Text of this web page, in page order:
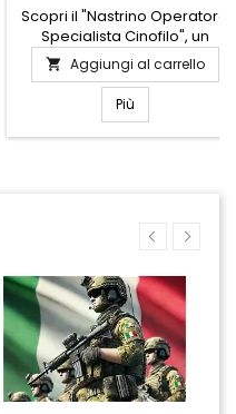
Scopri il "Nastrino Operatore
Specialista Cinofilo", un
simbolo di eccellenza e
dedizione nel mondo della
cinofilia. Realizzato con
materiali di alta qualità,
questo nastrino rappresenta
prestigioso. Perfetto per
orgoglio su...
 Aggiungi al carrello
Più